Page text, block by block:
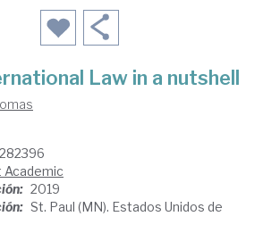
Law in a nutshell
Academic
2019
St. Paul (MN). Estados Unidos de